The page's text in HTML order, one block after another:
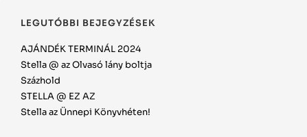
LEGUTÓBBI BEJEGYZÉSEK
AJÁNDÉK TERMINÁL 2024
Stella @ az Olvasó lány boltja
Százhold
STELLA @ EZ AZ
Stella az Ünnepi Könyvhéten!